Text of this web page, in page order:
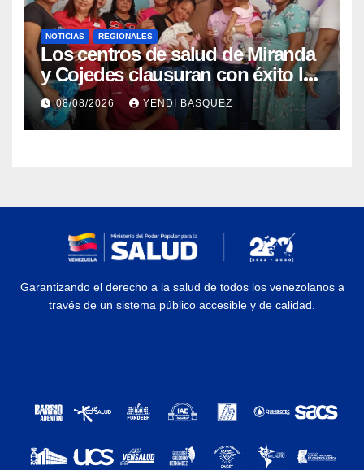
NOTICIAS REGIONALES
Los centros de salud de Miranda
y Cojedes clausuran con éxito la
Semana Mundial de la Lactancia
Materna
08/08/2026 YENDI BASQUEZ
Garantizando el derecho a la salud de todos los venezolanos a
través de un sistema público accesible y de calidad.